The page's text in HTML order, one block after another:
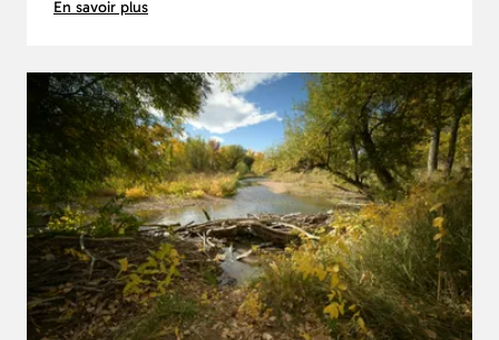
En savoir plus